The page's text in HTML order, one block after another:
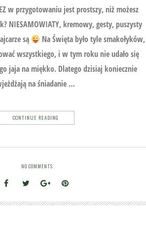
w przygotowaniu jest prostszy, niż możesz
NIESAMOWIATY, kremowy, gesty, puszysty
są
Na Święta było tyle smakołyków,
wszystkiego, i w tym roku nie udało się
jaja na miękko. Dlatego dzisiaj koniecznie
na śniadanie …
CONTINUE READING
NO COMMENTS